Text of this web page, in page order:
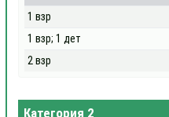
1 взр
1 взр; 1 дет
2 взр
Категория 2